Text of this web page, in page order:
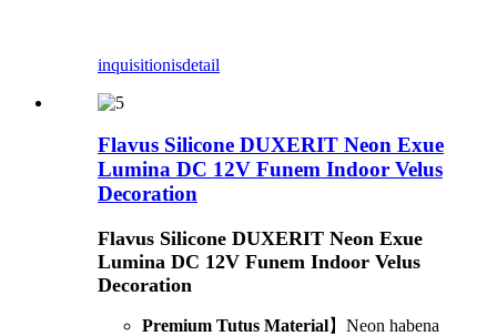
inquisitionisdetail
Flavus Silicone DUXERIT Neon Exue
Lumina DC 12V Funem Indoor Velus
Decoration
Flavus Silicone DUXERIT Neon Exue
Lumina DC 12V Funem Indoor Velus
Decoration
Premium Tutus Material】Neon habena